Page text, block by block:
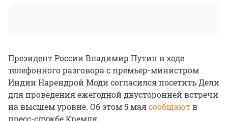
Президент России Владимир Путин в ходе
телефонного разговора с премьер-министром
Индии Нарендрой Моди согласился посетить Дели
для проведения ежегодной двусторонней встречи
на высшем уровне. Об этом 5 маясообщаютв
пресс-службе Кремля.